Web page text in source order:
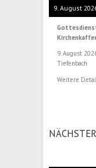
9. August
9. August
Tiefenbach
Weitere